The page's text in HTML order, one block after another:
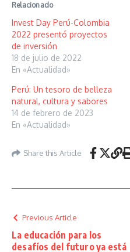
Relacionado
Invest Day Perú-Colombia
2022 presentó proyectos
de inversión
18 de julio de 2022
En «Actualidad»
Perú: Un tesoro de belleza
natural, cultura y sabores
14 de febrero de 2023
En «Actualidad»
Share this Article
Previous Article
La educación para los
desafíos del futuro ya está